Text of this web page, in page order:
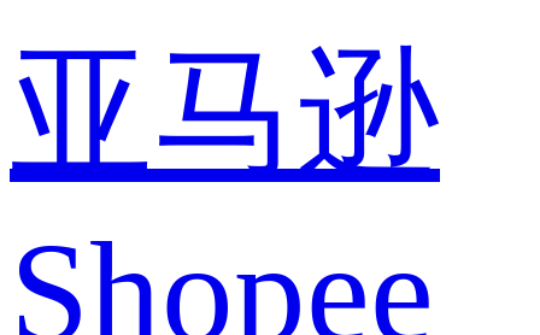
亚马逊
Shopee